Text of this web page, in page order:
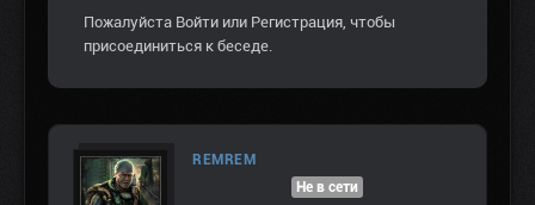
Пожалуйста Войти или Регистрация , чтобы
присоединиться к беседе.
REMREM
Не в сети